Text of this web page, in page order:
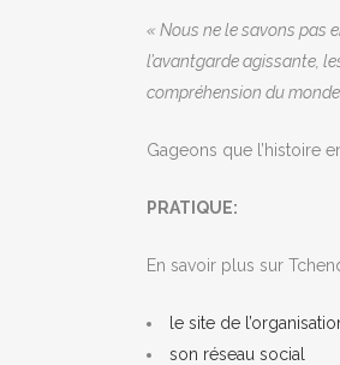
« Nous ne le savons pas
l’avantgarde agissante,
compréhension du
Gageons que l’histoire
PRATIQUE:
En savoir plus sur
le site de
son réseau social